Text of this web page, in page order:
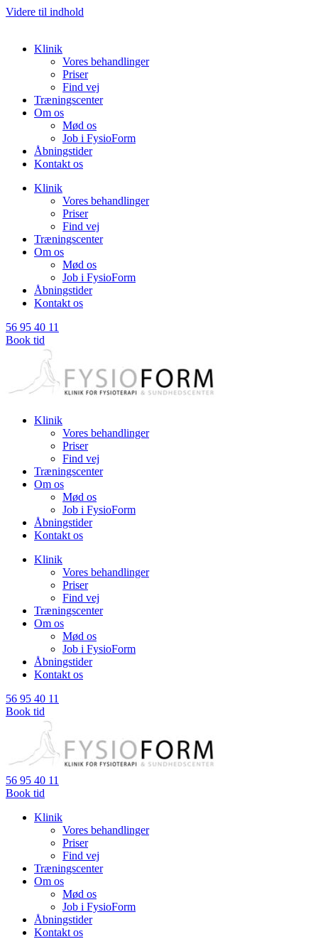
Videre til indhold
Klinik
Vores behandlinger
Priser
Find vej
Træningscenter
Om os
Mød os
Job i FysioForm
Åbningstider
Kontakt os
Klinik
Vores behandlinger
Priser
Find vej
Træningscenter
Om os
Mød os
Job i FysioForm
Åbningstider
Kontakt os
56 95 40 11
Book tid
Klinik
Vores behandlinger
Priser
Find vej
Træningscenter
Om os
Mød os
Job i FysioForm
Åbningstider
Kontakt os
Klinik
Vores behandlinger
Priser
Find vej
Træningscenter
Om os
Mød os
Job i FysioForm
Åbningstider
Kontakt os
56 95 40 11
Book tid
56 95 40 11
Book tid
Klinik
Vores behandlinger
Priser
Find vej
Træningscenter
Om os
Mød os
Job i FysioForm
Åbningstider
Kontakt os